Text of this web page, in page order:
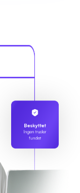
Beskyttet
Ingen trusler
fundet